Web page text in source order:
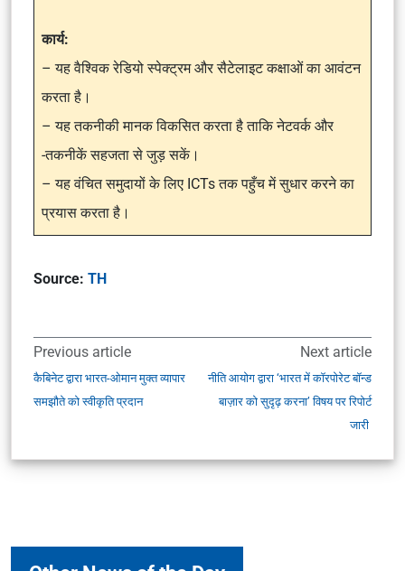
कार्य:
– यह वैश्विक रेडियो स्पेक्ट्रम और सैटेलाइट कक्षाओं का आवंटन
करता है।
– यह तकनीकी मानक विकसित करता है ताकि नेटवर्क और
-तकनीकें सहजता से जुड़ सकें।
– यह वंचित समुदायों के लिए ICTs तक पहुँच में सुधार करने का
प्रयास करता है।
Source: TH
Previous article
कैबिनेट द्वारा भारत-ओमान मुक्त व्यापार
समझौते को स्वीकृति प्रदान
Next article
नीति आयोग द्वारा ‘भारत में कॉरपोरेट बॉन्ड
बाज़ार को सुदृढ़ करना’ विषय पर रिपोर्ट
जारी